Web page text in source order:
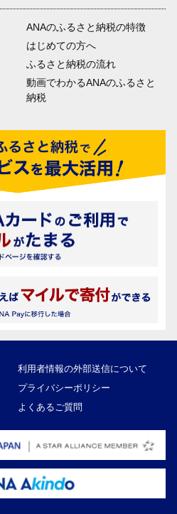
ANAのふるさと納税の特徴
はじめての方へ
ふるさと納税の流れ
動画でわかるANAのふるさと
納税
利用者情報の外部送信について
プライバシーポリシー
よくあるご質問